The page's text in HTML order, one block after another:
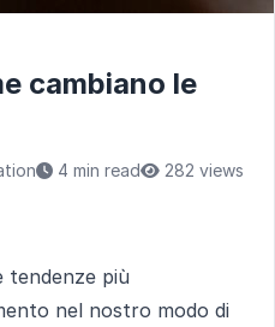
cambiano le
4 min read 282 views
tendenze più
nel nostro modo di